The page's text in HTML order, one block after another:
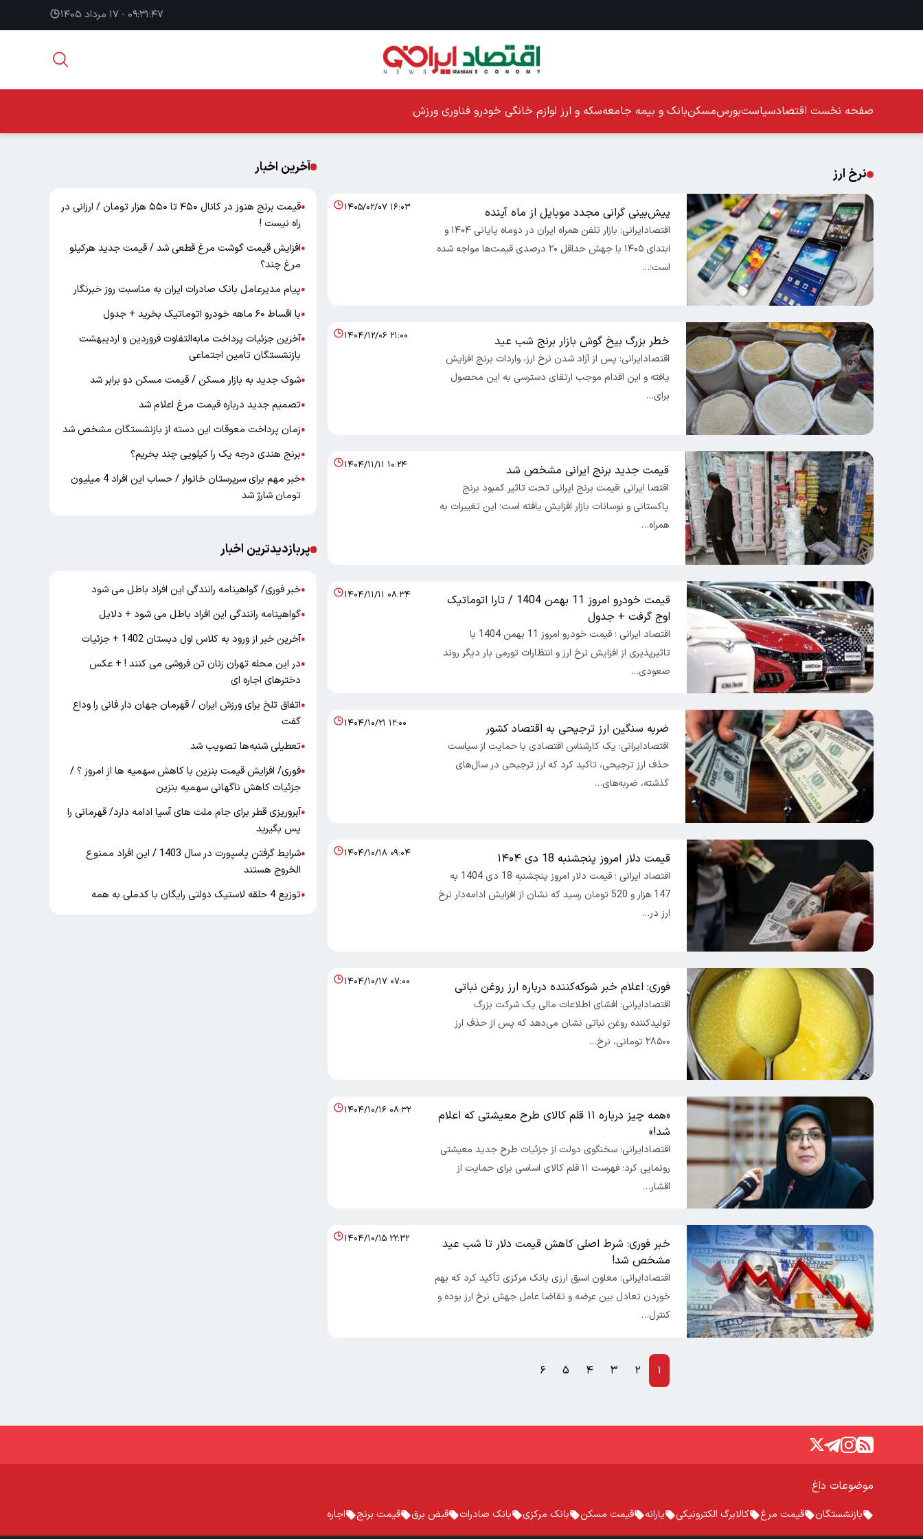
۰۹:۳۱:۴۸ - ۱۷ مرداد ۱۴۰۵
صفحه نخست اقتصادسیاستبورسمسکنبانک و بیمه جامعهسکه و ارز لوازم خانگی خودرو فناوری ورزش
نرخ ارز
پیش‌بینی گرانی مجدد موبایل از ماه آینده
اقتصادایرانی: بازار تلفن همراه ایران در دوماه پایانی ۱۴۰۴ و
ابتدای ۱۴۰۵ با جهش حداقل ۲۰ درصدی قیمت‌ها مواجه شده
است؛…
۱۴۰۵/۰۲/۰۷ ۱۶:۰۳
خطر بزرگ بیخ گوش بازار برنج شب عید
اقتصادایرانی: پس از آزاد شدن نرخ ارز، واردات برنج افزایش
یافته و این اقدام موجب ارتقای دسترسی به این محصول
برای…
۱۴۰۴/۱۲/۰۶ ۲۱:۰۰
قیمت جدید برنج ایرانی مشخص شد
اقتصا ایرانی ؛قیمت برنج ایرانی تحت تاثیر کمبود برنج
پاکستانی و نوسانات بازار افزایش یافته است؛ این تغییرات به
همراه…
۱۴۰۴/۱۱/۱۱ ۱۰:۲۴
قیمت خودرو امروز 11 بهمن 1404 / تارا اتوماتیک
اوج گرفت + جدول
اقتصاد ایرانی ؛ قیمت خودرو امروز 11 بهمن 1404 با
تاثیرپذیری از افزایش نرخ ارز و انتظارات تورمی بار دیگر روند
صعودی…
۱۴۰۴/۱۱/۱۱ ۰۸:۳۴
ضربه سنگین ارز ترجیحی به اقتصاد کشور
اقتصادایرانی: یک کارشناس اقتصادی با حمایت از سیاست
حذف ارز ترجیحی، تاکید کرد که ارز ترجیحی در سال‌های
گذشته، ضربه‌های…
۱۴۰۴/۱۰/۲۱ ۱۲:۰۰
قیمت دلار امروز پنجشنبه 18 دی ۱۴۰۴
اقتصاد ایرانی ؛ قیمت دلار امروز پنجشنبه 18 دی 1404 به
147 هزار و 520 تومان رسید که نشان از افزایش ادامه‌دار نرخ
ارز در…
۱۴۰۴/۱۰/۱۸ ۰۹:۰۴
فوری: اعلام خبر شوکه‌کننده درباره ارز روغن نباتی
اقتصادایرانی: افشای اطلاعات مالی یک شرکت بزرگ
تولیدکننده روغن نباتی نشان می‌دهد که پس از حذف ارز
۲۸۵۰۰ تومانی، نرخ…
۱۴۰۴/۱۰/۱۷ ۰۷:۰۰
«همه چیز درباره ۱۱ قلم کالای طرح معیشتی که اعلام
شد!»
اقتصادایرانی: سخنگوی دولت از جزئیات طرح جدید معیشتی
رونمایی کرد؛ فهرست ۱۱ قلم کالای اساسی برای حمایت از
اقشار…
۱۴۰۴/۱۰/۱۶ ۰۸:۳۲
خبر فوری: شرط اصلی کاهش قیمت دلار تا شب عید
مشخص شد!
اقتصادایرانی: معاون اسبق ارزی بانک مرکزی تأکید کرد که بهم
خوردن تعادل بین عرضه و تقاضا عامل جهش نرخ ارز بوده و
کنترل…
۱۴۰۴/۱۰/۱۵ ۲۲:۳۲
۱ ۲ ۳ ۴ ۵ ۶
آخرین اخبار
●
قیمت برنج هنوز در کانال ۴۵۰ تا ۵۵۰ هزار تومان / ارزانی در
راه نیست !
●افزایش قیمت گوشت مرغ قطعی شد / قیمت جدید هرکیلو
مرغ چند؟
●پیام مدیرعامل بانک صادرات ایران به مناسبت روز خبرنگار
●با اقساط ۶۰ ماهه خودرو اتوماتیک بخرید + جدول
●آخرین جزئیات پرداخت مابه‌التفاوت فروردین و اردیبهشت
بازنشستگان تامین اجتماعی
●شوک جدید به بازار مسکن / قیمت مسکن دو برابر شد
●تصمیم جدید درباره قیمت مرغ اعلام شد
●زمان پرداخت معوقات این دسته از بازنشستگان مشخص شد
●برنج هندی درجه یک را کیلویی چند بخریم؟
●
خبر مهم برای سرپرستان خانوار / حساب این افراد 4 میلیون
تومان شارژ شد
پربازدیدترین اخبار
●خبر فوری/ گواهینامه رانندگی این افراد باطل می شود
●گواهینامه رانندگی این افراد باطل می شود + دلایل
●آخرین خبر از ورود به کلاس اول دبستان 1402 + جزئیات
●در این محله تهران زنان تن فروشی می کنند ! + عکس
دخترهای اجاره ای
●اتفاق تلخ برای ورزش ایران / قهرمان جهان دار فانی را وداع
گفت
●تعطیلی شنبه‌ها تصویب شد
●فوری/ افزایش قیمت بنزین با کاهش سهمیه ها از امروز ؟ /
جزئیات کاهش ناگهانی سهمیه بنزین
●آبروریزی قطر برای جام ملت های آسیا ادامه دارد/ قهرمانی را
پس بگیرید
●
شرایط گرفتن پاسپورت در سال 1403 / این افراد ممنوع
الخروج هستند
●توزیع 4 حلقه لاستیک دولتی رایگان با کدملی به همه
موضوعات داغ
بازنشستگان قیمت مرغ کالابرگ الکترونیکی یارانه قیمت مسکن بانک مرکزی بانک صادرات قبض برق قیمت برنج اجاره